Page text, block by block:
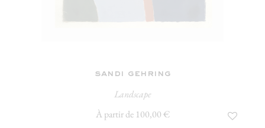
sandi gehring
Landscape
À partir de 100,00 €